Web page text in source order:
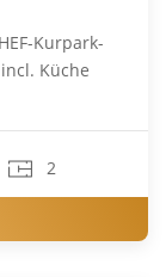
Kurpark-
Küche
2